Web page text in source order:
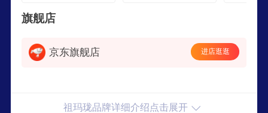
旗舰店
京东旗舰店 进店逛逛
祖玛珑品牌详细介绍点击展开